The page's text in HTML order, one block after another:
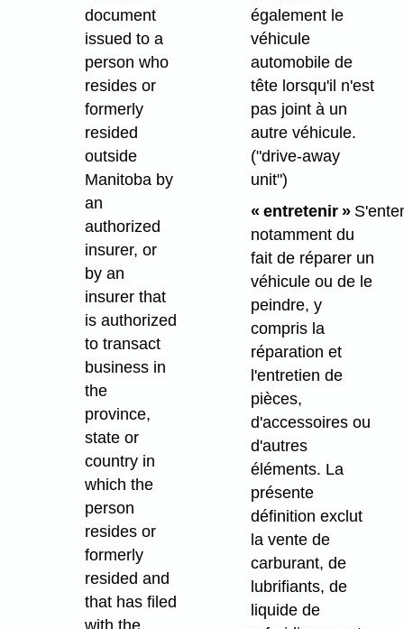
document
issued to a
person who
resides or
formerly
resided
outside
Manitoba by
an
authorized
insurer, or
by an
insurer that
is authorized
to transact
business in
the
province,
state or
country in
which the
person
resides or
formerly
resided and
that has filed
également le
véhicule
automobile de
tête lorsqu'il n'est
pas joint à un
autre véhicule.
("drive-away
unit")
« entretenir »
notamment du
fait de réparer un
véhicule ou de le
peindre, y
compris la
réparation et
l'entretien de
pièces,
d'accessoires ou
d'autres
éléments. La
présente
définition exclut
la vente de
carburant, de
lubrifiants, de
liquide de